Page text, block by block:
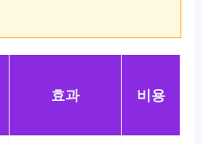
효과 비용